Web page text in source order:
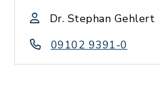
Dr. Stephan Gehlert
09102 9391-0